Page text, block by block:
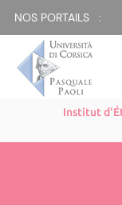
NOS PORTAILS :
Institut